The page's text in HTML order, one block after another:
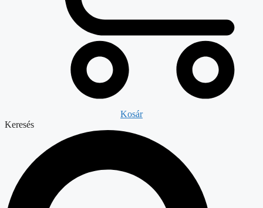
Kosár
Keresés